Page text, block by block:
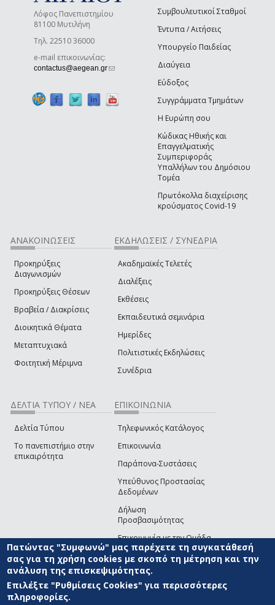
Λόφος Πανεπιστημίου
81100 Μυτιλήνη
Τηλ. 22510 36000
e-mail επικοινωνίας:
contactus@aegean.gr(link sends e-mail)
Συμβουλευτικοί Σταθμοί
Έντυπα / Αιτήσεις
Υπουργείο Παιδείας
Διαύγεια
Εύδοξος
Συγγράμματα Τμημάτων
Η Ευρώπη σου
Κώδικας Ηθικής και
Επαγγελματικής
Συμπεριφοράς
Υπαλλήλων του Δημόσιου
Τομέα
Πρωτόκολλα διαχείρισης
κρούσματος Covid-19
ΑΝΑΚΟΙΝΩΣΕΙΣ
Προκηρύξεις
Διαγωνισμών
Προκηρύξεις Θέσεων
Βραβεία / Διακρίσεις
Διοικητικά Θέματα
Μεταπτυχιακά
Φοιτητική Μέριμνα
ΕΚΔΗΛΩΣΕΙΣ / ΣΥΝΕΔΡΙΑ
Ακαδημαϊκές Τελετές
Διαλέξεις
Εκθέσεις
Εκπαιδευτικά σεμινάρια
Ημερίδες
Πολιτιστικές Εκδηλώσεις
Συνέδρια
ΔΕΛΤΙΑ ΤΥΠΟΥ / ΝΕΑ
Δελτία Τύπου
Το πανεπιστήμιο στην
επικαιρότητα
ΕΠΙΚΟΙΝΩΝΙΑ
Τηλεφωνικός Κατάλογος
Επικοινωνία
Παράπονα-Συστάσεις
Υπεύθυνος Προστασίας
Δεδομένων
Δήλωση
Προσβασιμότητας
Επικοινωνία με την Ομάδα
Ανάπτυξης του site(link sends e-mail)
© ΠΑΝΕΠΙΣΤΗΜΙΟ ΑΙΓΑΙΟΥ ΟΡΟΙ ΧΡΗΣΗΣ
ΑΝΑΠΤΥΞΗΣ
Πατώντας "Συμφωνώ" μας παρέχετε τη συγκατάθεσή
σας για τη χρήση cookies με σκοπό τη μέτρηση και την
ανάλυση της επισκεψιμότητας.
Επιλέξτε "Ρυθμίσεις Cookies" για περισσότερες
πληροφορίες.